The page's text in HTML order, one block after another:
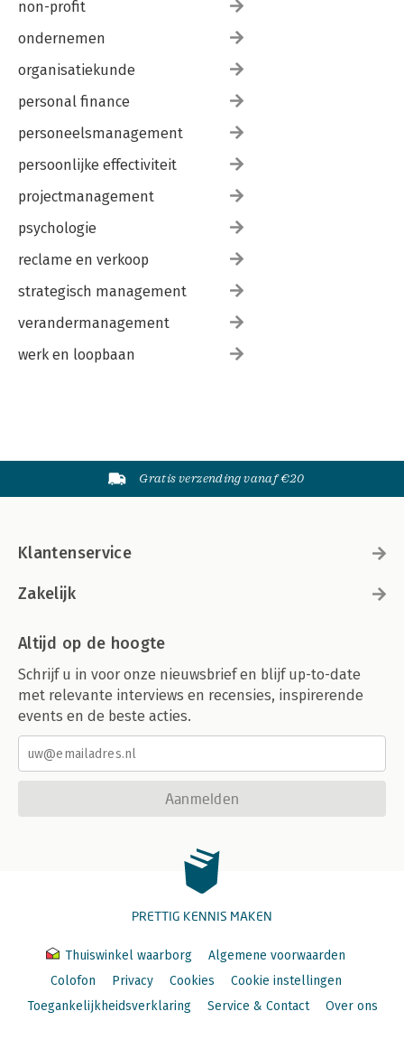
non-profit
ondernemen
organisatiekunde
personal finance
personeelsmanagement
persoonlijke effectiviteit
projectmanagement
psychologie
reclame en verkoop
strategisch management
verandermanagement
werk en loopbaan
Gratis verzending vanaf €20
Klantenservice
Zakelijk
Altijd op de hoogte
Schrijf u in voor onze nieuwsbrief en blijf up-to-date
met relevante interviews en recensies, inspirerende
events en de beste acties.
Aanmelden
PRETTIG KENNIS MAKEN
Thuiswinkel waarborg
Algemene voorwaarden
Colofon
Privacy Cookies
Cookie instellingen
Toegankelijkheidsverklaring
Service & Contact Over ons